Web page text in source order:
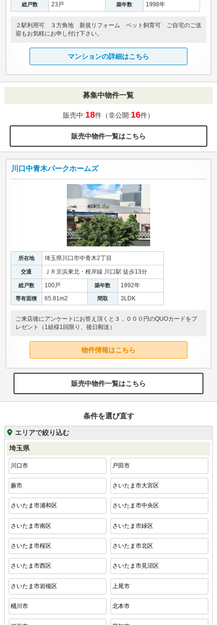
総戸数 23戸 築年数 1998年
２駅利用可 ３方角地 新規リフォーム ペット飼育可 ご自宅のご送
迎もお気軽にお申し付け下さい。
マンションの詳細はこちら
募集中物件一覧
販売中:18件（非公開:16件）
販売中物件一覧はこちら
川口中青木パークホームズ
所在地 埼玉県川口市中青木2丁目
交通 ＪＲ京浜東北・根岸線 川口駅 徒歩13分
総戸数 100戸 築年数 1992年
専有面積 65.81m2 間取 3LDK
ご来店後にアンケートにお答え頂くと３，０００円のQUOカードをプ
レゼント（1組様1回限り、後日郵送）
物件情報はこちら
販売中物件一覧はこちら
条件を選び直す
エリアで絞り込む
埼玉県
川口市 戸田市
蕨市 さいたま市大宮区
さいたま市浦和区 さいたま市中央区
さいたま市南区 さいたま市緑区
さいたま市桜区 さいたま市北区
さいたま市西区 さいたま市見沼区
さいたま市岩槻区 上尾市
桶川市 北本市